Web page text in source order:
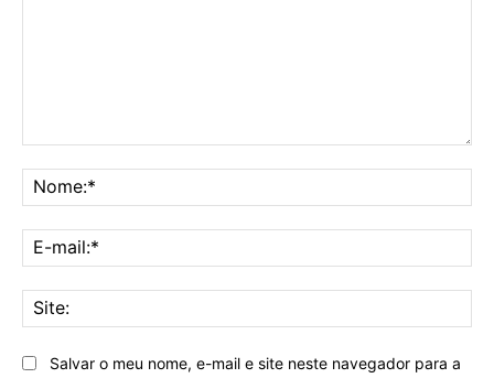
Salvar o meu nome, e-mail e site neste navegador para a